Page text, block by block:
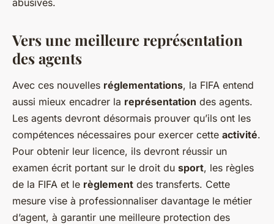
Vers une meilleure représentation
des agents
Avec ces nouvelles réglementations, la FIFA entend
aussi mieux encadrer la représentation des agents.
Les agents devront désormais prouver qu’ils ont les
compétences nécessaires pour exercer cette activité.
Pour obtenir leur licence, ils devront réussir un
examen écrit portant sur le droit du sport, les règles
de la FIFA et le règlement des transferts. Cette
mesure vise à professionnaliser davantage le métier
d’agent, à garantir une meilleure protection des